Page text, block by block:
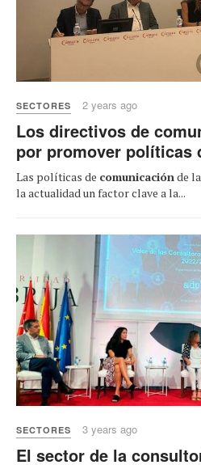
SECTORES 2 years ago
Los directivos de
por promover políticas
Las políticas de comunicación de
la actualidad un factor clave a la...
SECTORES 3 years ago
El sector de la